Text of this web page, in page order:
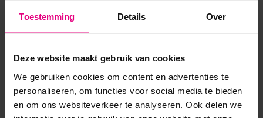
Toestemming Details Over
Deze website maakt gebruik van cookies
We gebruiken cookies om content en advertenties te
personaliseren, om functies voor social media te bieden
en om ons websiteverkeer te analyseren. Ook delen we